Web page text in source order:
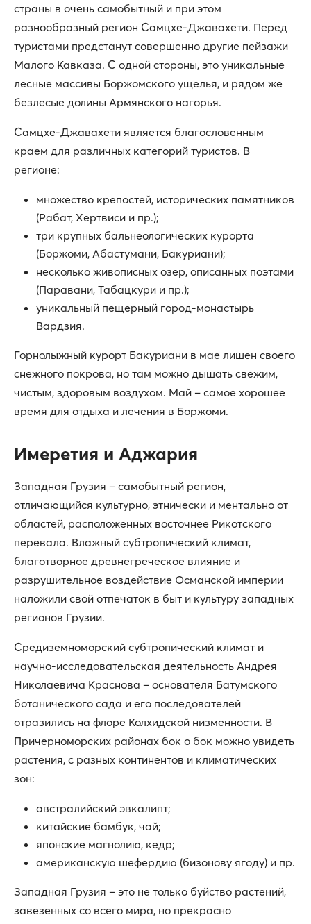
страны в очень самобытный и при этом
разнообразный регион Самцхе-Джавахети. Перед
туристами предстанут совершенно другие пейзажи
Малого Кавказа. С одной стороны, это уникальные
лесные массивы Боржомского ущелья, и рядом же
безлесые долины Армянского нагорья.
Самцхе-Джавахети является благословенным
краем для различных категорий туристов. В
регионе:
множество крепостей, исторических памятников
(Рабат, Хертвиси и пр.);
три крупных бальнеологических курорта
(Боржоми, Абастумани, Бакуриани);
несколько живописных озер, описанных поэтами
(Паравани, Табацкури и пр.);
уникальный пещерный город-монастырь
Вардзия.
Горнолыжный курорт Бакуриани в мае лишен своего
снежного покрова, но там можно дышать свежим,
чистым, здоровым воздухом. Май – самое хорошее
время для отдыха и лечения в Боржоми.
Имеретия и Аджария
Западная Грузия – самобытный регион,
отличающийся культурно, этнически и ментально от
областей, расположенных восточнее Рикотского
перевала. Влажный субтропический климат,
благотворное древнегреческое влияние и
разрушительное воздействие Османской империи
наложили свой отпечаток в быт и культуру западных
регионов Грузии.
Средиземноморский субтропический климат и
научно-исследовательская деятельность Андрея
Николаевича Краснова – основателя Батумского
ботанического сада и его последователей
отразились на флоре Колхидской низменности. В
Причерноморских районах бок о бок можно увидеть
растения, с разных континентов и климатических
зон:
австралийский эвкалипт;
китайские бамбук, чай;
японские магнолию, кедр;
американскую шефердию (бизонову ягоду) и пр.
Западная Грузия – это не только буйство растений,
завезенных со всего мира, но прекрасно